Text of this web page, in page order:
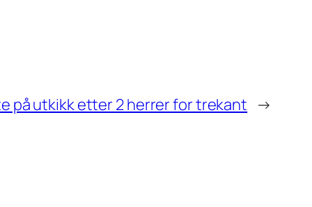
på utkikk etter 2 herrer for trekant →